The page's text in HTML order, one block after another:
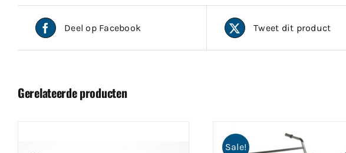
Deel op Facebook Tweet dit product
Gerelateerde producten
Sale!